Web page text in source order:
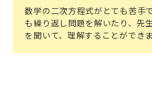
数学の二次方程式がとても苦手
も繰り返し問題を解いたり、先
を聞いて、理解することができ